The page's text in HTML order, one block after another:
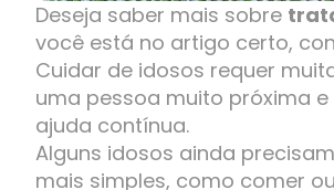
Deseja saber mais sobre
você está no artigo certo,
Cuidar de idosos requer
uma pessoa muito próxima
ajuda contínua.
Alguns idosos ainda
mais simples, como comer